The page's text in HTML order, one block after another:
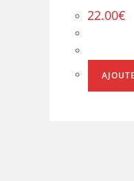
22.00€